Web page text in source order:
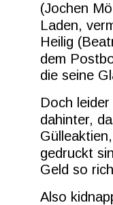
(Jochen
Laden,
Heilig
dem
die seine
Doch
dahinter,
gedruckt
Geld so
Also